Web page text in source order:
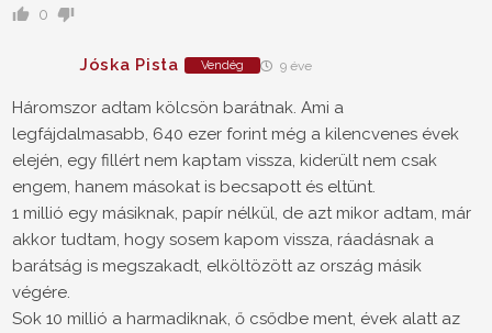
0
Jóska Pista Vendég 9 éve
Háromszor adtam kölcsön barátnak. Ami a
legfájdalmasabb, 640 ezer forint még a kilencvenes évek
elején, egy fillért nem kaptam vissza, kiderült nem csak
engem, hanem másokat is becsapott és eltünt.
1 millió egy másiknak, papír nélkül, de azt mikor adtam, már
akkor tudtam, hogy sosem kapom vissza, ráadásnak a
barátság is megszakadt, elköltözött az ország másik
végére.
Sok 10 millió a harmadiknak, ő csődbe ment, évek alatt az